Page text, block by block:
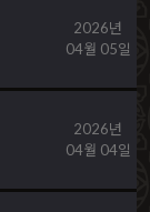
2026년
04월 05일
2026년
04월 04일